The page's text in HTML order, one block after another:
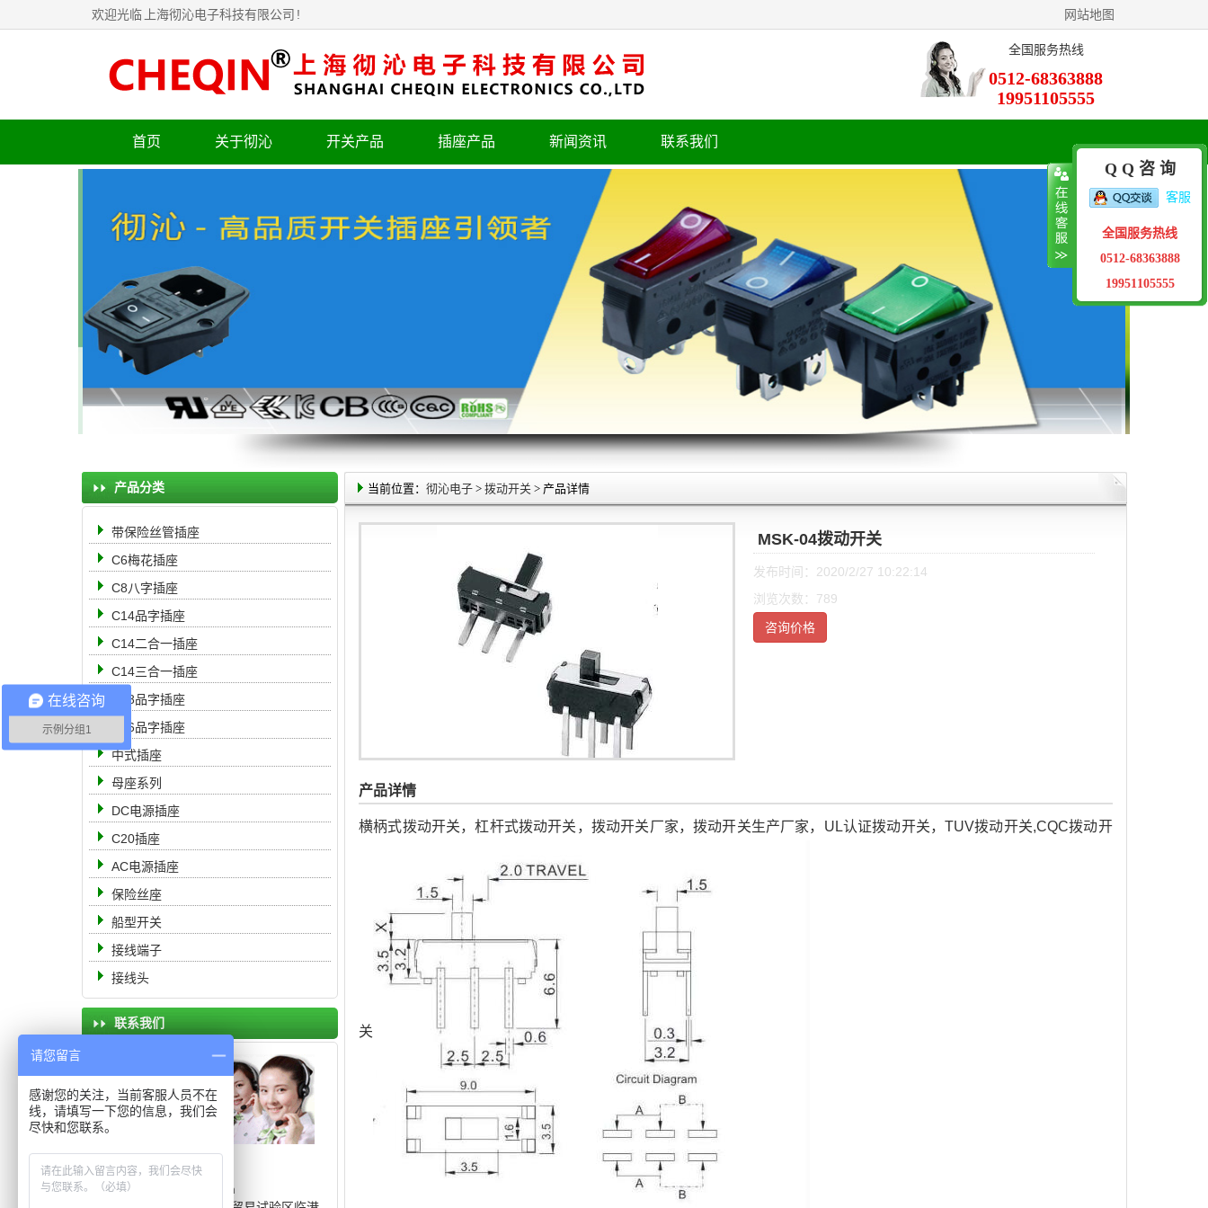
欢迎光临 上海彻沁电子科技有限公司 ! 网站地图
全国服务热线
0512-68363888
19951105555
首页 关于彻沁 开关产品 插座产品 新闻资讯 联系我们
产品分类
带保险丝管插座
C6梅花插座
C8八字插座
C14品字插座
C14二合一插座
C14三合一插座
C18品字插座
C16品字插座
中式插座
母座系列
DC电源插座
C20插座
AC电源插座
保险丝座
船型开关
接线端子
接线头
联系我们
电 话： 19951105555
传 真：0512-68363888
邮 箱：8311566@qq.com
当前位置： 彻沁电子 > 拨动开关 > 产品详情
MSK-04拨动开关
发布时间：2020/2/27 10:22:14
浏览次数：789
咨询价格
产品详情
横柄式拨动开关，杠杆式拨动开关，拨动开关厂家，拨动开关生产厂家，UL认证拨动开关，TUV拨动开关,CQC拨动开
关
Q Q 咨 询
客服
全国服务热线
0512-68363888
19951105555
在线咨询
示例分组1
请您留言
感谢您的关注，当前客服人员不在
线，请填写一下您的信息，我们会
尽快和您联系。